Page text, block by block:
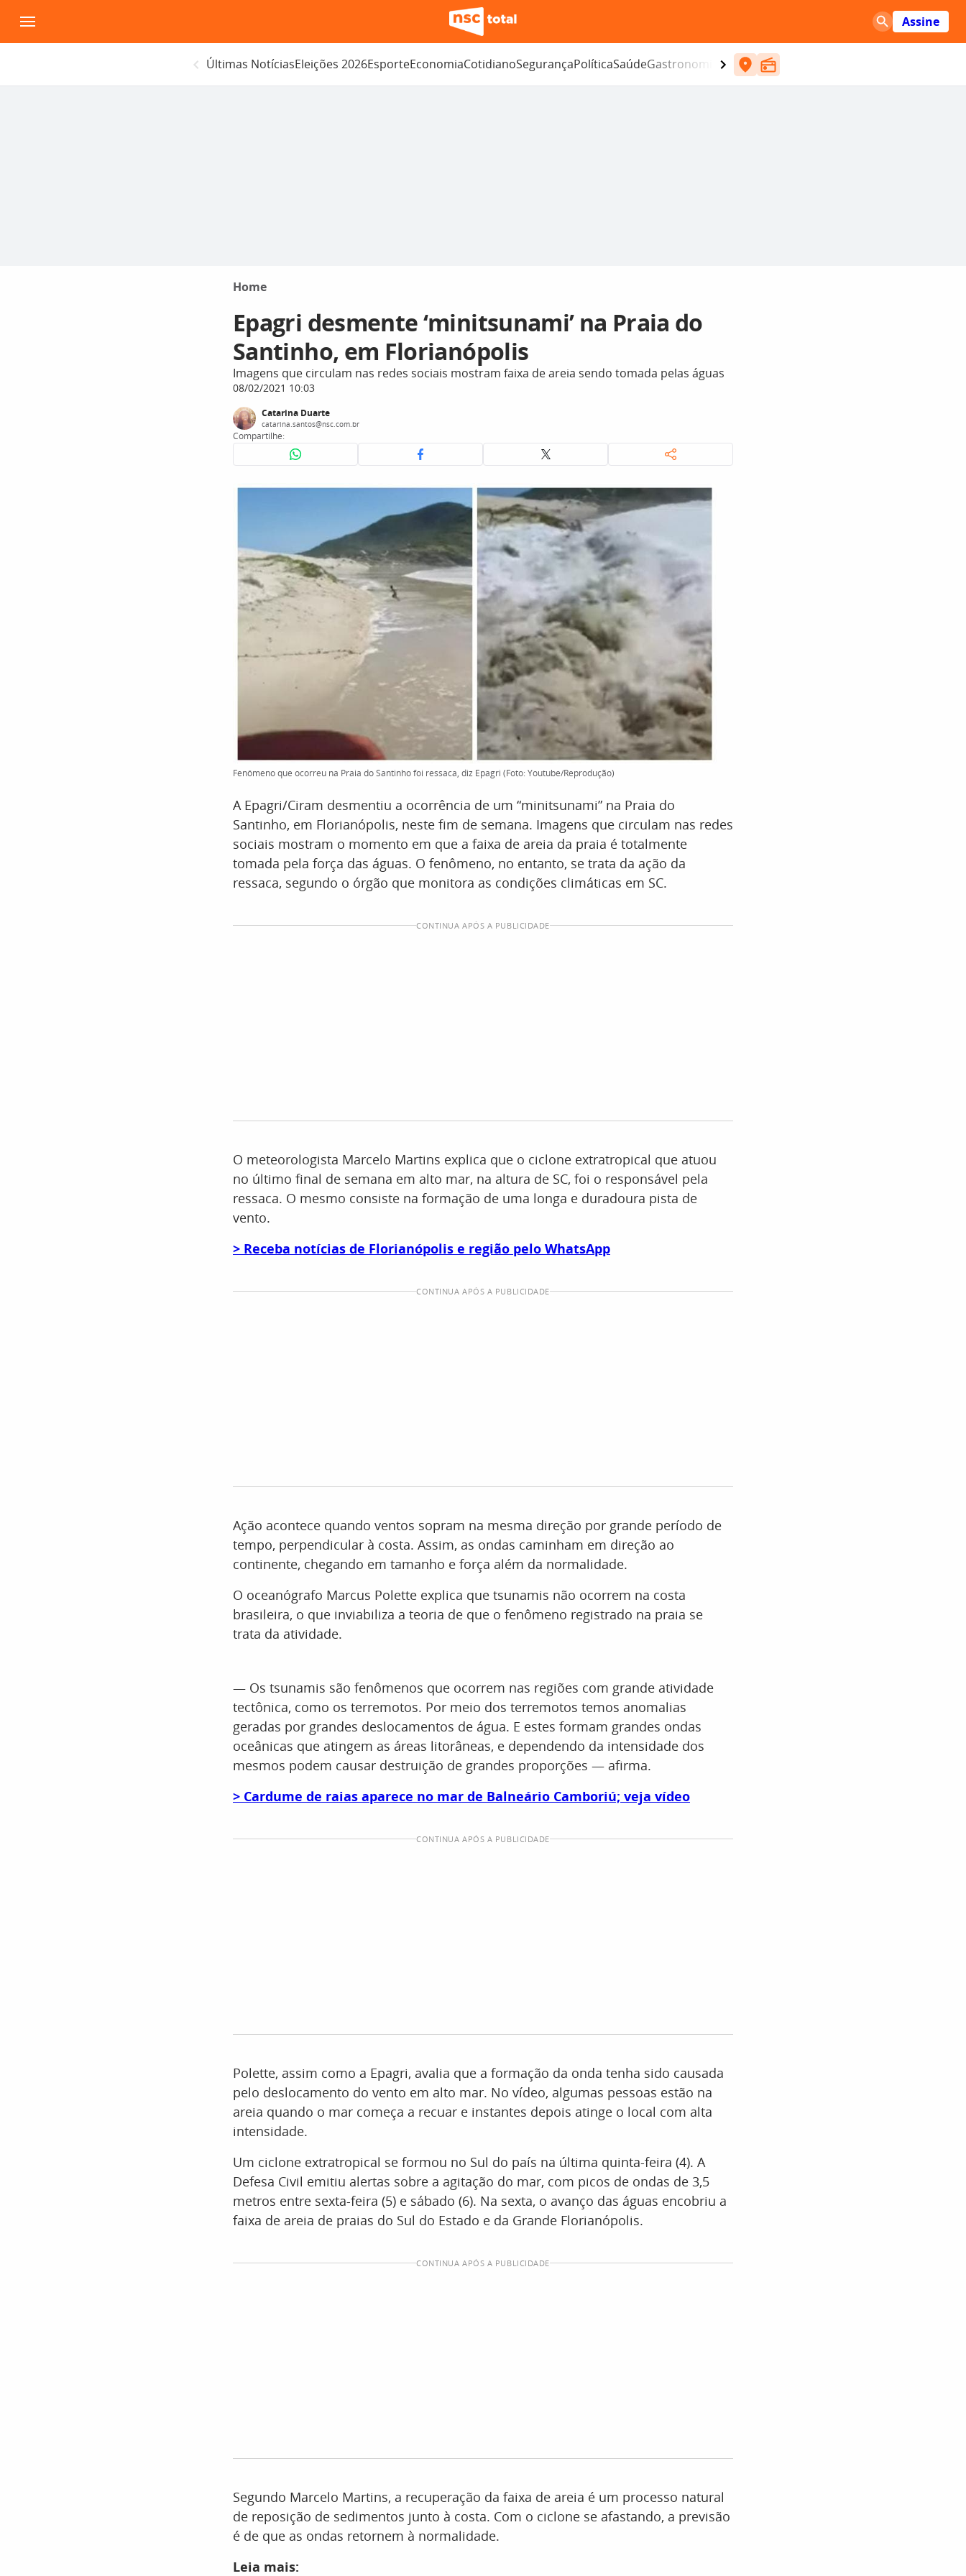
para
o
Assine
Últimas NotíciasEleições 2026EsporteEconomiaCotidianoSegurançaPolíticaSaúdeGastronomia Entretenimento
Home
Epagri desmente ‘minitsunami’ na Praia do
Santinho, em Florianópolis
Imagens que circulam nas redes sociais mostram faixa de areia sendo tomada pelas águas
08/02/2021 10:03
Catarina Duarte
catarina.santos@nsc.com.br
Compartilhe:
Fenômeno que ocorreu na Praia do Santinho foi ressaca, diz Epagri (Foto: Youtube/Reprodução)
A Epagri/Ciram desmentiu a ocorrência de um “minitsunami” na Praia do
Santinho, em Florianópolis, neste fim de semana. Imagens que circulam nas redes
sociais mostram o momento em que a faixa de areia da praia é totalmente
tomada pela força das águas. O fenômeno, no entanto, se trata da ação da
ressaca, segundo o órgão que monitora as condições climáticas em SC.
CONTINUA APÓS A PUBLICIDADE
O meteorologista Marcelo Martins explica que o ciclone extratropical que atuou
no último final de semana em alto mar, na altura de SC, foi o responsável pela
ressaca. O mesmo consiste na formação de uma longa e duradoura pista de
vento.
> Receba notícias de Florianópolis e região pelo WhatsApp
CONTINUA APÓS A PUBLICIDADE
Ação acontece quando ventos sopram na mesma direção por grande período de
tempo, perpendicular à costa. Assim, as ondas caminham em direção ao
continente, chegando em tamanho e força além da normalidade.
O oceanógrafo Marcus Polette explica que tsunamis não ocorrem na costa
brasileira, o que inviabiliza a teoria de que o fenômeno registrado na praia se
trata da atividade.
— Os tsunamis são fenômenos que ocorrem nas regiões com grande atividade
tectônica, como os terremotos. Por meio dos terremotos temos anomalias
geradas por grandes deslocamentos de água. E estes formam grandes ondas
oceânicas que atingem as áreas litorâneas, e dependendo da intensidade dos
mesmos podem causar destruição de grandes proporções — afirma.
> Cardume de raias aparece no mar de Balneário Camboriú; veja vídeo
CONTINUA APÓS A PUBLICIDADE
Polette, assim como a Epagri, avalia que a formação da onda tenha sido causada
pelo deslocamento do vento em alto mar. No vídeo, algumas pessoas estão na
areia quando o mar começa a recuar e instantes depois atinge o local com alta
intensidade.
Um ciclone extratropical se formou no Sul do país na última quinta-feira (4). A
Defesa Civil emitiu alertas sobre a agitação do mar, com picos de ondas de 3,5
metros entre sexta-feira (5) e sábado (6). Na sexta, o avanço das águas encobriu a
faixa de areia de praias do Sul do Estado e da Grande Florianópolis.
CONTINUA APÓS A PUBLICIDADE
Segundo Marcelo Martins, a recuperação da faixa de areia é um processo natural
de reposição de sedimentos junto à costa. Com o ciclone se afastando, a previsão
é de que as ondas retornem à normalidade.
Leia mais: